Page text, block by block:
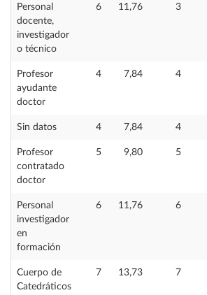
Personal
docente,
investigador
o técnico
6 11,76 3
Profesor
ayudante
doctor
4 7,84 4
Sin datos 4 7,84 4
Profesor
contratado
doctor
5 9,80 5
Personal
investigador
en
formación
6 11,76 6
Cuerpo de
Catedráticos
7 13,73 7